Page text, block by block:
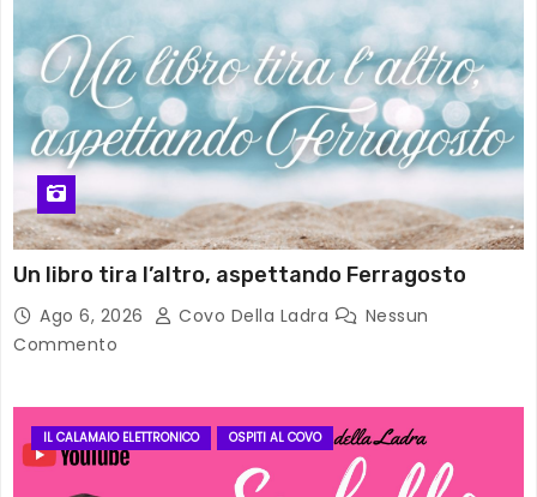
Un libro tira l’altro, aspettando Ferragosto
Ago 6, 2026 Covo Della Ladra
Nessun
Commento
IL CALAMAIO ELETTRONICO OSPITI AL COVO